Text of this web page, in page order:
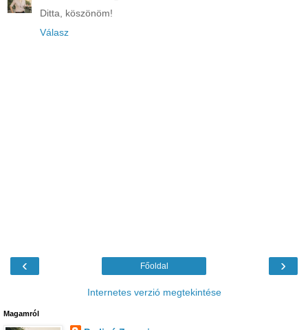
Ditta, köszönöm!
Válasz
‹ ›
Főoldal
Internetes verzió megtekintése
Magamról